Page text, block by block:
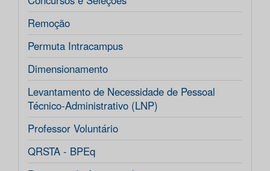
Remoção
Permuta Intracampus
Dimensionamento
Levantamento de Necessidade de Pessoal
Técnico-Administrativo (LNP)
Professor Voluntário
QRSTA - BPEq